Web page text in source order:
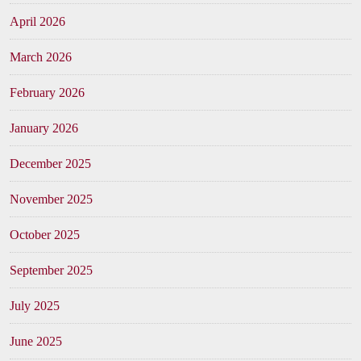
April 2026
March 2026
February 2026
January 2026
December 2025
November 2025
October 2025
September 2025
July 2025
June 2025